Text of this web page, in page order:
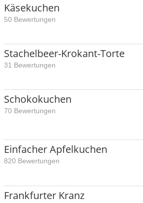
Käsekuchen
50 Bewertungen
Stachelbeer-Krokant-Torte
31 Bewertungen
Schokokuchen
70 Bewertungen
Einfacher Apfelkuchen
820 Bewertungen
Frankfurter Kranz